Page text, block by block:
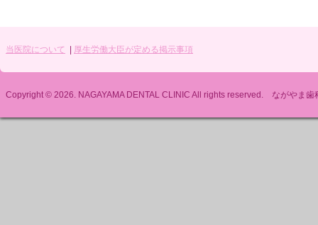
当医院について 厚生労働大臣が定める掲示事項
Copyright © 2026. NAGAYAMA DENTAL CLINIC All rights reserved. ながやま歯